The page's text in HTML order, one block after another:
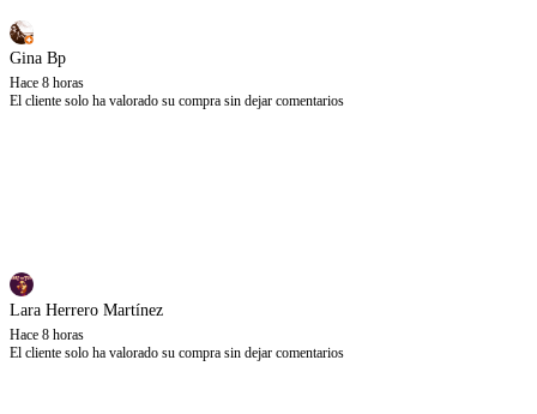
Gina Bp
Hace 8 horas
El cliente solo ha valorado su compra sin dejar comentarios
Lara Herrero Martínez
Hace 8 horas
El cliente solo ha valorado su compra sin dejar comentarios